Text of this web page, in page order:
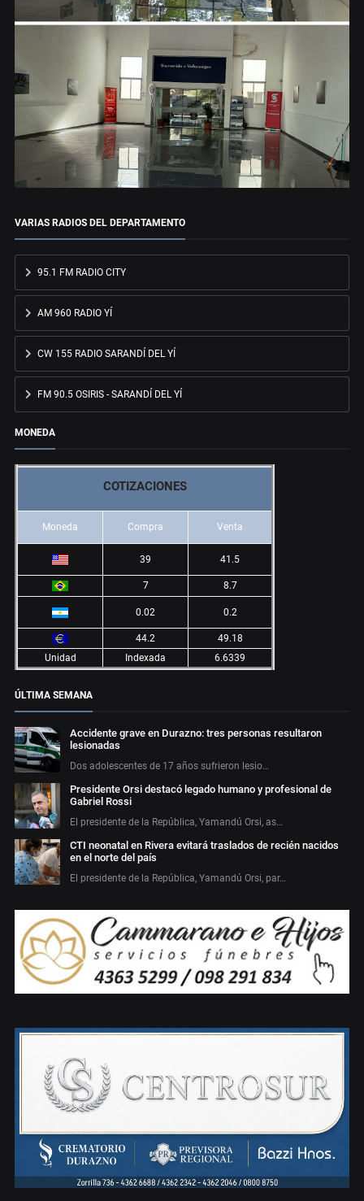
VARIAS RADIOS DEL DEPARTAMENTO
95.1 FM RADIO CITY
AM 960 RADIO YÍ
CW 155 RADIO SARANDÍ DEL YÍ
FM 90.5 OSIRIS - SARANDÍ DEL YÍ
MONEDA
COTIZACIONES
Moneda Compra Venta
39 41.5
7 8.7
0.02 0.2
44.2
49.18
Unidad
Indexada 6.6339
ÚLTIMA SEMANA
Accidente grave en Durazno: tres personas resultaron
lesionadas
Dos adolescentes de 17 años sufrieron lesio…
Presidente Orsi destacó legado humano y profesional de
Gabriel Rossi
El presidente de la República, Yamandú Orsi, as…
CTI neonatal en Rivera evitará traslados de recién nacidos
en el norte del país
El presidente de la República, Yamandú Orsi, par…